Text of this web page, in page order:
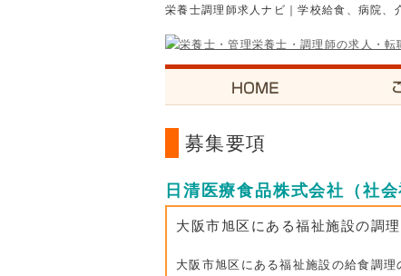
栄養士調理師求人ナビ｜学校給食、病院、
募集要項
日清医療食品株式会社（社
大阪市旭区にある福祉施設の調
大阪市旭区にある福祉施設の給食調理